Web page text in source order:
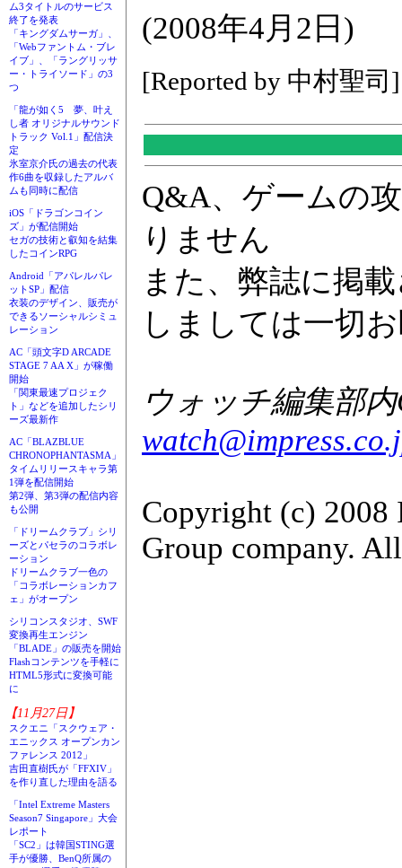
ム3タイトルのサービス
終了を発表
「キングダムサーガ」、
「Webファントム・ブレ
イブ」、「ラングリッサ
ー・トライソード」の3
つ
「龍が如く5 夢、叶え
し者 オリジナルサウンド
トラック Vol.1」配信決
定
氷室京介氏の過去の代表
作6曲を収録したアルバ
ムも同時に配信
iOS「ドラゴンコイン
ズ」が配信開始
セガの技術と叡知を結集
したコインRPG
Android「アパレルパレ
ットSP」配信
衣装のデザイン、販売が
できるソーシャルシミュ
レーション
AC「頭文字D ARCADE
STAGE 7 AA X」が稼働
開始
「関東最速プロジェク
ト」などを追加したシリ
ーズ最新作
AC「BLAZBLUE
CHRONOPHANTASMA」
タイムリリースキャラ第
1弾を配信開始
第2弾、第3弾の配信内容
も公開
「ドリームクラブ」シリ
ーズとパセラのコラボレ
ーション
ドリームクラブ一色の
「コラボレーションカフ
ェ」がオープン
シリコンスタジオ、SWF
変換再生エンジン
「BLADE」の販売を開始
Flashコンテンツを手軽に
HTML5形式に変換可能
に
【11月27日】
スクエニ「スクウェア・
エニックス オープンカン
ファレンス 2012」
吉田直樹氏が「FFXIV」
を作り直した理由を語る
「Intel Extreme Masters
Season7 Singapore」大会
レポート
「SC2」は韓国STING選
手が優勝、BenQ所属の
(2008年4月2日)
[Reported by 中村聖司]
Q&A、ゲームの
りません
また、弊誌に掲
しましては一切
ウォッチ編集部内
Copyright (c) 2008
Group company.